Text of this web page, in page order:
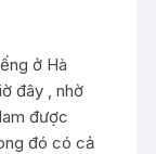
ở Hà
đây , nhờ
được
đó có cả